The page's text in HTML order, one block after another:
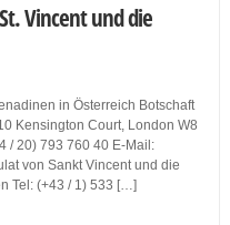
Vincent und die
in Österreich Botschaft
Kensington Court, London W8
/ 20) 793 760 40 E-Mail:
von Sankt Vincent und die
Tel: (+43 / 1) 533 […]